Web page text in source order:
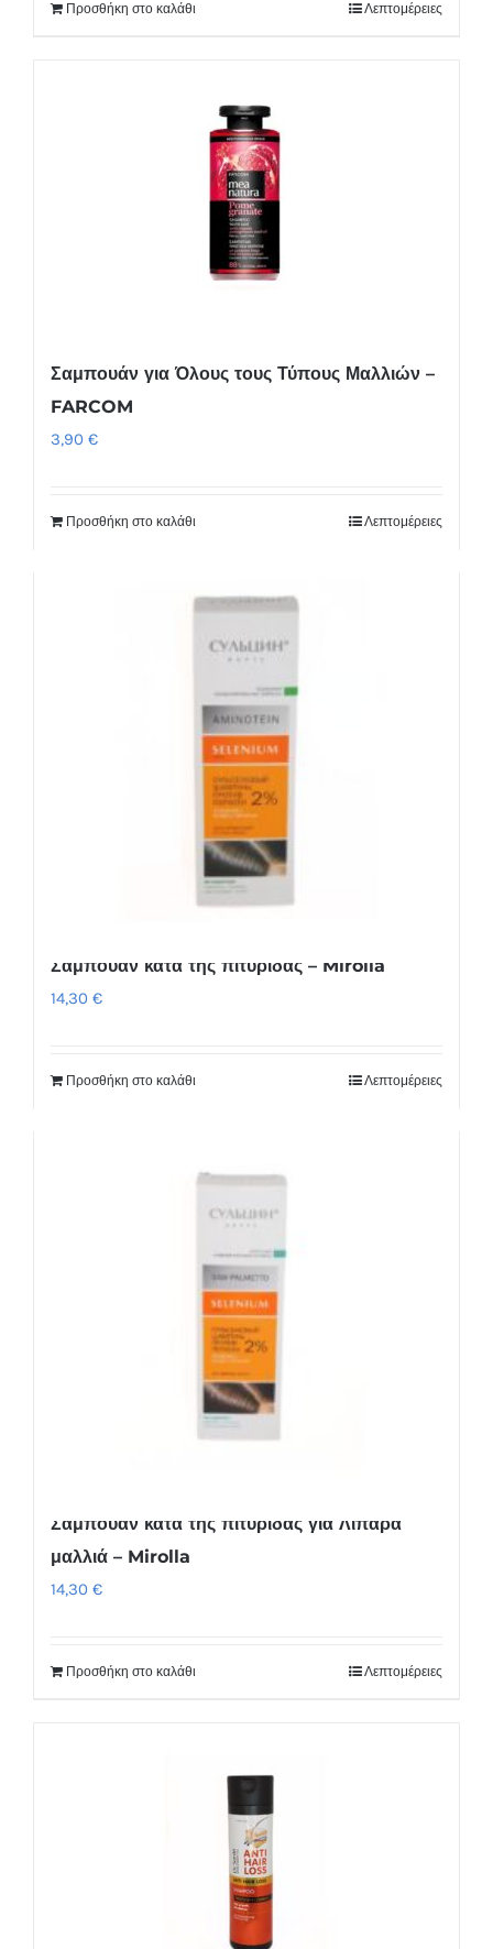
Προσθήκη στο καλάθι Λεπτομέρειες
Σαμπουάν για Όλους τους Τύπους Μαλλιών –
FARCOM
3,90 €
Προσθήκη στο καλάθι Λεπτομέρειες
Σαμπουάν κατά της πιτυρίδας – Mirolla
14,30 €
Προσθήκη στο καλάθι Λεπτομέρειες
Σαμπουάν κατά της πιτυρίδας για Λιπαρά
μαλλιά – Mirolla
14,30 €
Προσθήκη στο καλάθι Λεπτομέρειες